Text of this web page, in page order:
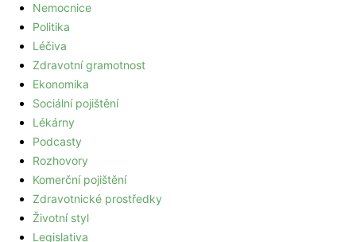
Nemocnice
Politika
Léčiva
Zdravotní gramotnost
Ekonomika
Sociální pojištění
Lékárny
Podcasty
Rozhovory
Komerční pojištění
Zdravotnické prostředky
Životní styl
Legislativa